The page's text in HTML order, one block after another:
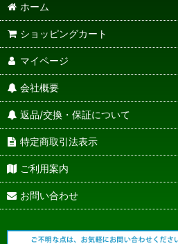
ホーム
ショッピングカート
マイページ
会社概要
返品/交換・保証について
特定商取引法表示
ご利用案内
お問い合わせ